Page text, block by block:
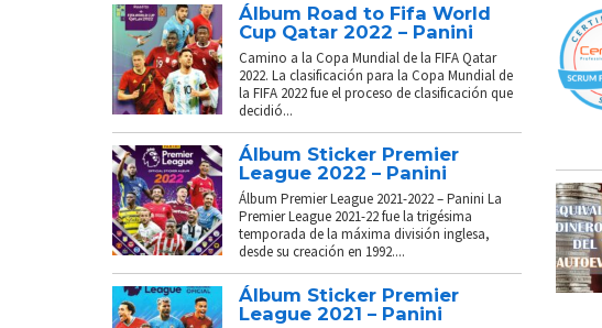
Álbum Road to Fifa World
Cup Qatar 2022 – Panini
Camino a la Copa Mundial de la FIFA Qatar
2022. La clasificación para la Copa Mundial de
la FIFA 2022 fue el proceso de clasificación que
decidió...
Álbum Sticker Premier
League 2022 – Panini
Álbum Premier League 2021-2022 – Panini La
Premier League 2021-22 fue la trigésima
temporada de la máxima división inglesa,
desde su creación en 1992....
Álbum Sticker Premier
League 2021 – Panini